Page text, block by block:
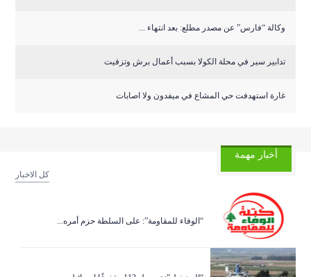
وكالة “فارس” عن مصدر مطلع: بعد انتهاء ...
تدابير سير في محلة الكولا بسبب أعمال برش وتزفيت
غارة استهدفت حي المشاع في ميفدون ولا اصابات
أخبار مهمة
كل الاخبار
“الوفاء للمقاومة”: على السلطة حزم أمره...